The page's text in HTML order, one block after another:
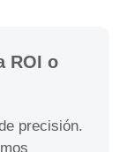
ROI o
precisión.